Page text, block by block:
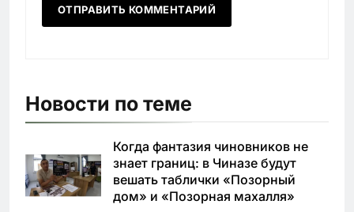
Новости по теме
Когда фантазия чиновников не
знает границ: в Чиназе будут
вешать таблички «Позорный
дом» и «Позорная махалля»